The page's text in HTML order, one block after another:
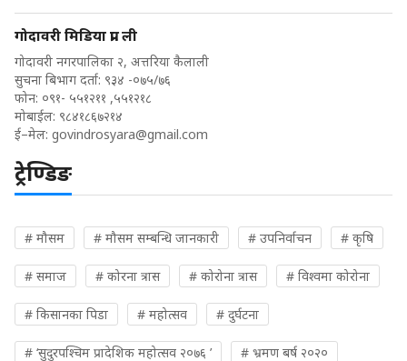
गोदावरी मिडिया प्रा. ली
गोदावरी नगरपालिका २, अत्तरिया कैलाली
सुचना बिभाग दर्ता: ९३४ -०७५/७६
फोन: ०९१- ५५१२११ ,५५१२१८
मोबाईल: ९८४१८६७२१४
ई–मेल: govindrosyara@gmail.com
ट्रेण्डिङ
# मौसम # मौसम सम्बन्धि जानकारी # उपनिर्वाचन # कृषि
# समाज # कोरना त्रास # कोरोना त्रास # विश्वमा कोरोना
# किसानका पिडा # महोत्सव # दुर्घटना
# ‘सुदुरपश्चिम प्रादेशिक महोत्सव २०७६ ’ # भ्रमण बर्ष २०२०